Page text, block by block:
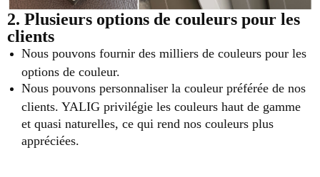
2. Plusieurs options de couleurs pour les
clients
Nous pouvons fournir des milliers de couleurs pour les
options de couleur.
Nous pouvons personnaliser la couleur préférée de nos
clients. YALIG privilégie les couleurs haut de gamme
et quasi naturelles, ce qui rend nos couleurs plus
appréciées.